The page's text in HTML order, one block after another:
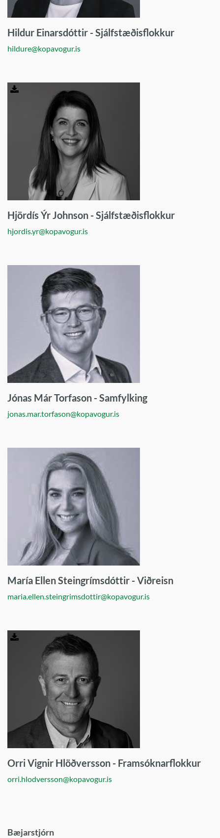
Hildur Einarsdóttir - Sjálfstæðisflokkur
hildure@kopavogur.is
Hjördís Ýr Johnson - Sjálfstæðisflokkur
hjordis.yr@kopavogur.is
Sækja
fullum
gæðum
Jónas Már Torfason - Samfylking
jonas.mar.torfason@kopavogur.is
María Ellen Steingrímsdóttir - Viðreisn
maria.ellen.steingrimsdottir@kopavogur.is
Orri Vignir Hlöðversson - Framsóknarflokkur
orri.hlodversson@kopavogur.is
Sækja
fullum
gæðum
Bæjarstjórn